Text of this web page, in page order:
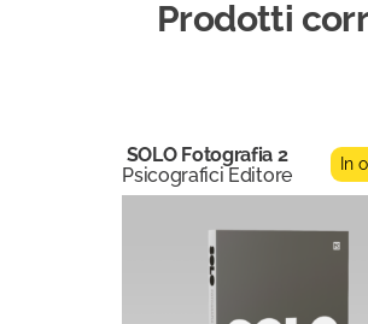
Prodotti
SOLO Fotografia 2
Psicografici Editore
In